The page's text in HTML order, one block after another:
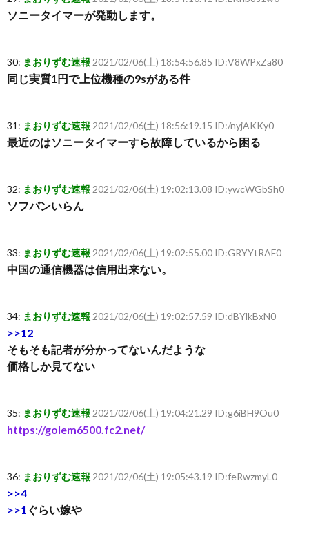
ソニータイマーが発動します。
30: まおりずむ速報 2021/02/06(土) 18:54:56.85 ID:V8WPxZa80
同じ実質1円で上位機種の9sがある件
31: まおりずむ速報 2021/02/06(土) 18:56:19.15 ID:/nyjAKKy0
最近のはソニータイマーすら故障しているから困る
32: まおりずむ速報 2021/02/06(土) 19:02:13.08 ID:ywcWGbSh0
ソフバンいらん
33: まおりずむ速報 2021/02/06(土) 19:02:55.00 ID:GRYYtRAF0
中国の通信機器は信用出来ない。
34: まおりずむ速報 2021/02/06(土) 19:02:57.59 ID:dBYlkBxN0
>>12
そもそも記者が分かってないんだような
価格しか見てない
35: まおりずむ速報 2021/02/06(土) 19:04:21.29 ID:g6iBH9Ou0
https://golem6500.fc2.net/
36: まおりずむ速報 2021/02/06(土) 19:05:43.19 ID:feRwzmyL0
>>4
>>1 ぐらい嫁や